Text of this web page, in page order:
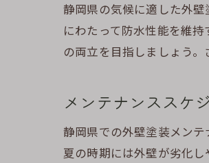
静岡県の気候に適した外
にわたって防水性能を維
の両立を目指しましょう
メンテナンススケ
静岡県での外壁塗装メン
夏の時期には外壁が劣化